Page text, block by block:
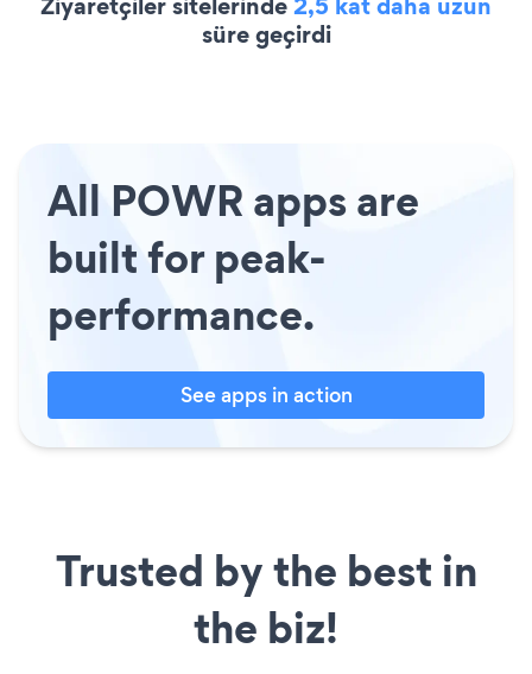
süre geçirdi
All POWR apps are
built for peak-
performance.
See apps in action
Trusted by the best in
the biz!